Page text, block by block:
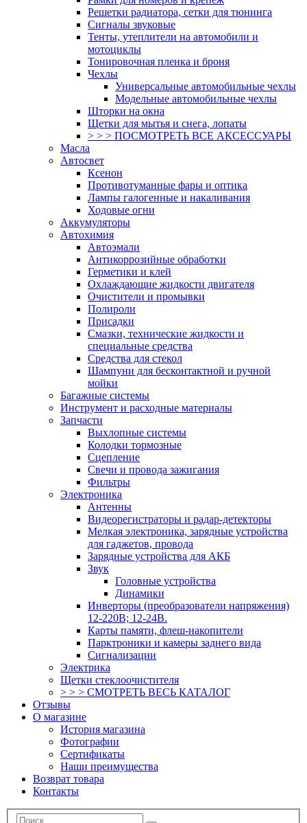
Решетки радиатора, сетки для тюнинга
Сигналы звуковые
Тенты, утеплители на автомобили и
мотоциклы
Тонировочная пленка и броня
Чехлы
Универсальные автомобильные чехлы
Модельные автомобильные чехлы
Шторки на окна
Щетки для мытья и снега, лопаты
> > > ПОСМОТРЕТЬ ВСЕ АКСЕССУАРЫ
Масла
Автосвет
Ксенон
Противотуманные фары и оптика
Лампы галогенные и накаливания
Ходовые огни
Аккумуляторы
Автохимия
Автоэмали
Антикоррозийные обработки
Герметики и клей
Охлаждающие жидкости двигателя
Очистители и промывки
Полироли
Присадки
Смазки, технические жидкости и
специальные средства
Средства для стекол
Шампуни для бесконтактной и ручной
мойки
Багажные системы
Инструмент и расходные материалы
Запчасти
Выхлопные системы
Колодки тормозные
Сцепление
Свечи и провода зажигания
Фильтры
Электроника
Антенны
Видеорегистраторы и радар-детекторы
Мелкая электроника, зарядные устройства
для гаджетов, провода
Зарядные устройства для АКБ
Звук
Головные устройства
Динамики
Инверторы (преобразователи напряжения)
12-220В; 12-24В.
Карты памяти, флеш-накопители
Парктроники и камеры заднего вида
Сигнализации
Электрика
Щетки стеклоочистителя
> > > СМОТРЕТЬ ВЕСЬ КАТАЛОГ
Отзывы
О магазине
История магазина
Фотографии
Сертификаты
Наши преимущества
Возврат товара
Контакты